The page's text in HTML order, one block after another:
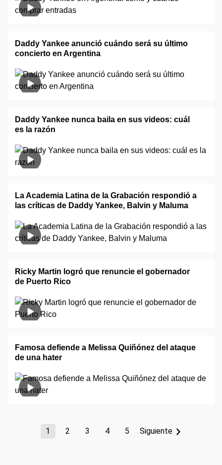
Daddy Yankee anunció cuándo será su último
concierto en Argentina
Daddy Yankee nunca baila en sus videos: cuál
es la razón
La Academia Latina de la Grabación respondió a
las críticas de Daddy Yankee, Balvin y Maluma
Ricky Martin logró que renuncie el gobernador
de Puerto Rico
Famosa defiende a Melissa Quiñónez del ataque
de una hater
1 2 3 4 5 Siguiente